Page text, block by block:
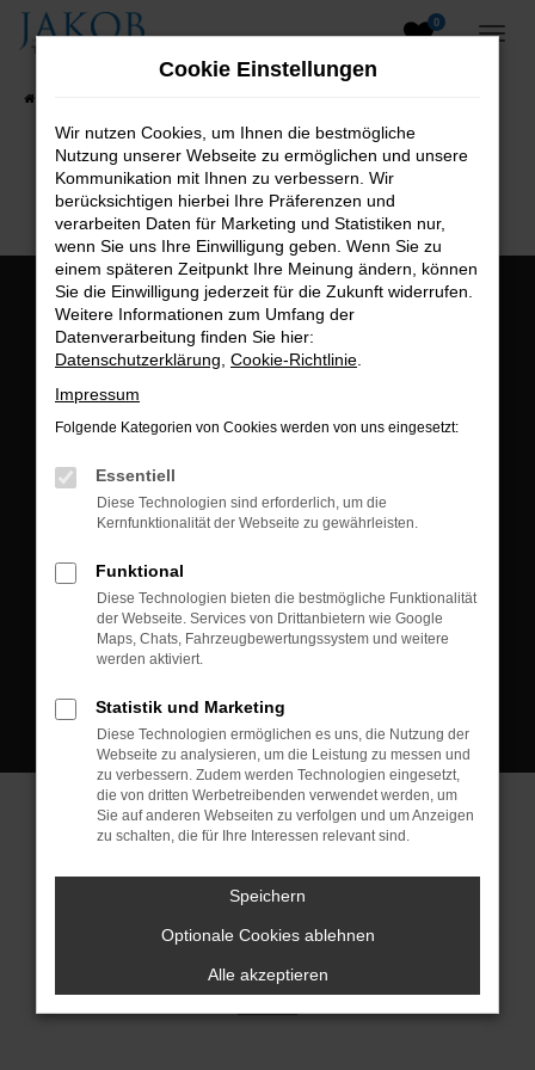
Zum
0
B2B-Shop
Öffnungszeiten:
Montag bis Freitag:
Postadresse:
Kontakt:
Tel.: +49 3745 760 90 20
Fax: +49 3745 760 90 21
Mail: fj@jakob-trading.com
Cookie Einstellungen
© 2026 Jakob Trading GmbH | Neustädter Straße 1 | DE-08223
Neustadt/Vogtland | fj@jakob-trading.com | Webdesign by audaris.de
Cookie Einstellungen
Wir nutzen Cookies, um Ihnen die bestmögliche
Nutzung unserer Webseite zu ermöglichen und unsere
Kommunikation mit Ihnen zu verbessern. Wir
berücksichtigen hierbei Ihre Präferenzen und
verarbeiten Daten für Marketing und Statistiken nur,
wenn Sie uns Ihre Einwilligung geben. Wenn Sie zu
einem späteren Zeitpunkt Ihre Meinung ändern, können
Sie die Einwilligung jederzeit für die Zukunft widerrufen.
Weitere Informationen zum Umfang der
Datenverarbeitung finden Sie hier:
Datenschutzerklärung Cookie-Richtlinie
Impressum
Folgende Kategorien von Cookies werden von uns eingesetzt:
Essentiell
Diese Technologien sind erforderlich, um die
Kernfunktionalität der Webseite zu gewährleisten.
Funktional
Diese Technologien bieten die bestmögliche Funktionalität
der Webseite. Services von Drittanbietern wie Google
Maps, Chats, Fahrzeugbewertungssystem und weitere
werden aktiviert.
Statistik und Marketing
Diese Technologien ermöglichen es uns, die Nutzung der
Webseite zu analysieren, um die Leistung zu messen und
zu verbessern. Zudem werden Technologien eingesetzt,
die von dritten Werbetreibenden verwendet werden, um
Sie auf anderen Webseiten zu verfolgen und um Anzeigen
zu schalten, die für Ihre Interessen relevant sind.
Speichern
Optionale Cookies ablehnen
Alle akzeptieren